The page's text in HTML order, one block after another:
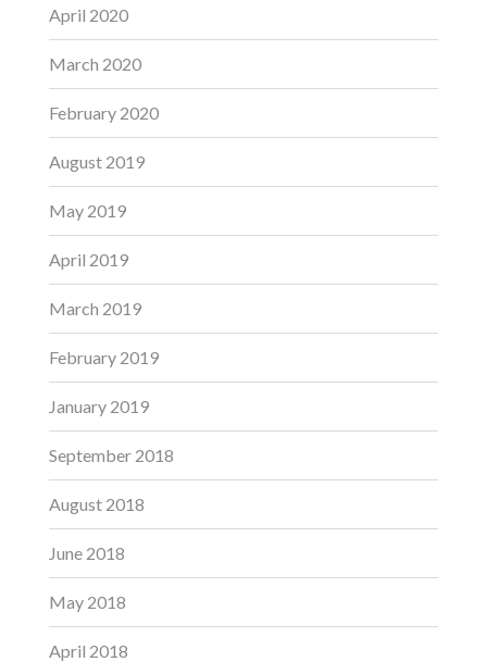
April 2020
March 2020
February 2020
August 2019
May 2019
April 2019
March 2019
February 2019
January 2019
September 2018
August 2018
June 2018
May 2018
April 2018